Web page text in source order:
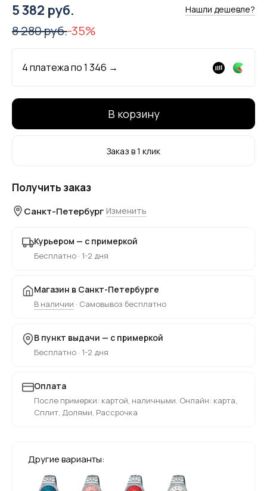
5 382 руб. Нашли дешевле?
8 280 руб.-35%
4 платежа по1 346 →
В корзину
Заказ в 1 клик
Получить заказ
Санкт-Петербург Изменить
Курьером — с примеркой
Бесплатно · 1-2 дня
Магазин в Санкт-Петербурге
В наличии · Самовывоз бесплатно
В пункт выдачи — с примеркой
Бесплатно · 1-2 дня
Оплата
После примерки: картой, наличными. Онлайн: карта,
Сплит, Долями, Рассрочка
Другие варианты: